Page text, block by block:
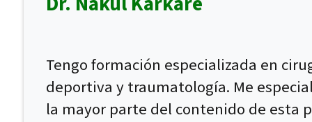
Tengo formación especializada en
deportiva y traumatología. Me
la mayor parte del contenido de esta